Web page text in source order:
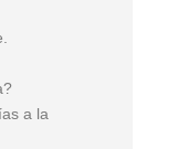
a la